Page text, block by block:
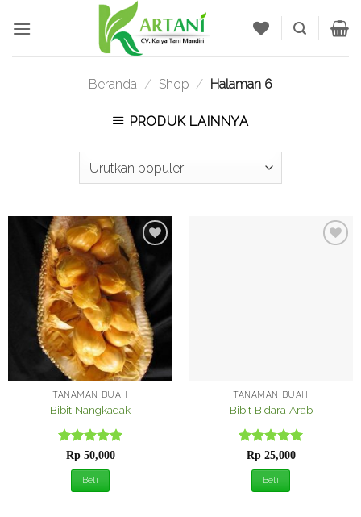
Beranda / Shop / Halaman 6
PRODUK LAINNYA
Tambah
Wishlist
TANAMAN BUAH
Bibit Nangkadak
Dinilai5
dari 5
Rp50,000
Beli
TANAMAN BUAH
Bibit Bidara Arab
Dinilai5
dari 5
Rp25,000
Beli